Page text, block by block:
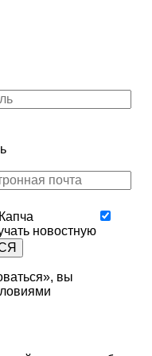
новостную
вы